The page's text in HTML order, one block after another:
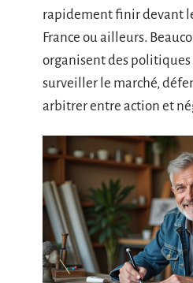
rapidement finir devant
France ou ailleurs.
organisent des
surveiller le marché,
arbitrer entre action et